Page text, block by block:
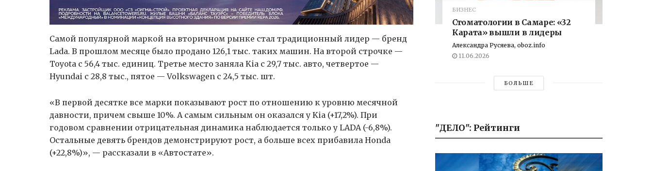
Самой популярной маркой на вторичном рынке стал традиционный лидер — бренд
Lada. В прошлом месяце было продано 126,1 тыс. таких машин. На второй строчке —
Toyota с 56,4 тыс. единиц. Третье место заняла Kia с 29,7 тыс. авто, четвертое —
Hyundai с 28,8 тыс., пятое — Volkswagen с 24,5 тыс. шт.
«В первой десятке все марки показывают рост по отношению к уровню месячной
давности, причем свыше 10%. А самым сильным он оказался у Kia (+17,2%). При
годовом сравнении отрицательная динамика наблюдается только у LADA (-6,8%).
Остальные девять брендов демонстрируют рост, а больше всех прибавила Honda
(+22,8%)», — рассказали в «Автостате».
БИЗНЕС
Стоматологии в Самаре: «32
Карата» вышли в лидеры
Александра Русяева, oboz.info
11.06.2026
БОЛЬШЕ
"ДЕЛО": Рейтинги